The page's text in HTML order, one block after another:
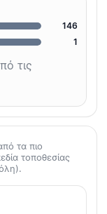
146
1
τις
τα πιο
τοποθεσίας